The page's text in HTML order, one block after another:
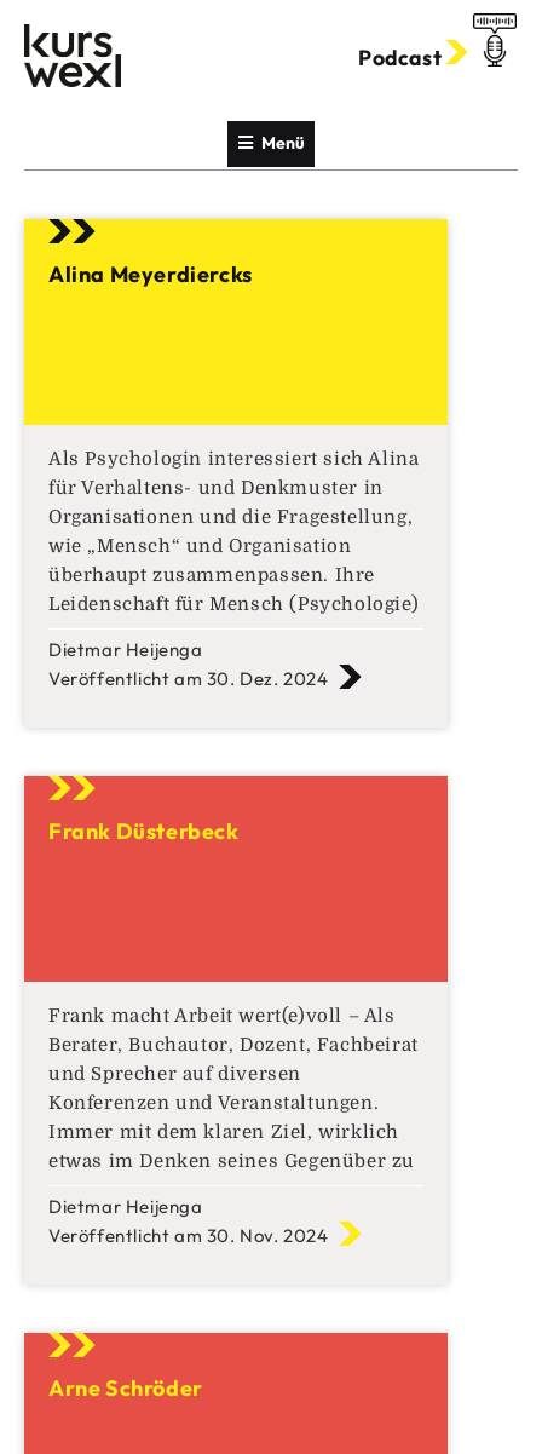
Inhalt
springen
Podcast
Menü
Alina Meyerdiercks
Als Psychologin interessiert sich Alina
für Verhaltens- und Denkmuster in
Organisationen und die Fragestellung,
wie „Mensch“ und Organisation
überhaupt zusammenpassen. Ihre
Leidenschaft für Mensch (Psychologie)
möglich, Probleme in Organisationen
tiefgreifend zu verstehen und
dort, wo mikropolitische Spiele und
Konfliktdynamik
Dietmar Heijenga
Veröffentlicht am 30. Dez. 2024
Frank Düsterbeck
Frank macht Arbeit wert(e)voll – Als
Berater, Buchautor, Dozent, Fachbeirat
und Sprecher auf diversen
Konferenzen und Veranstaltungen.
Immer mit dem klaren Ziel, wirklich
etwas im Denken seines Gegenüber zu
wertschöpfende Strukturen für
sinnstiftende Zusammenarbeit zu
Dietmar Heijenga
Veröffentlicht am 30. Nov. 2024
Arne Schröder